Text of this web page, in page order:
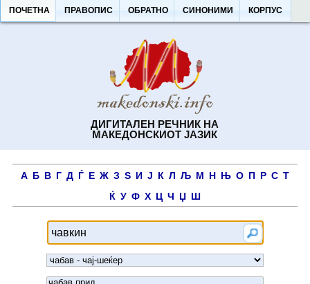
ДИГИТАЛЕН РЕЧНИК НА
МАКЕДОНСКИОТ ЈАЗИК
ПОЧЕТНА ПРАВОПИС ОБРАТНО СИНОНИМИ КОРПУС
А Б В Г Д Ѓ Е Ж З Ѕ И Ј К Л Љ М Н Њ О П Р С Т
Ќ У Ф Х Ц Ч Џ Ш